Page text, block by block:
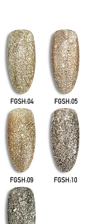
podczas
niewielką
Zalecamy użycie
lepkości, aby